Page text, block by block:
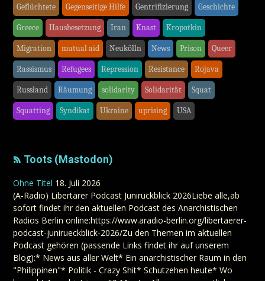
Geflüchtete Gegenseitige Hilfe Gentrifizierung Geschichte
Greece Hausbesetzung Iran Knast Kropotkin
Migration mutual aid Neukölln News Prison Queer
Rassismus Refugees Repression Resistance Rojava
Russland Räumung solidarity Solidarität Squat
Squatting Syndikat Ukraine uprising USA
Toots (Mastodon)
Ohne Titel 18. Juli 2026
(A-Radio) Libertärer Podcast Junirückblick 2026Liebe alle,ab
sofort findet ihr den aktuellen Podcast des Anarchistischen
Radios Berlin online:https://www.aradio-berlin.org/libertaerer-
podcast-junirueckblick-2026/Zu den Themen im aktuellen
Podcast gehören (passende Links findet ihr auf unserem
Blog):* News aus aller Welt* Ein anarchistischer Raum in den
"Philippinen"* Politik - Crazy Shit* Schutzehen heute* Wo